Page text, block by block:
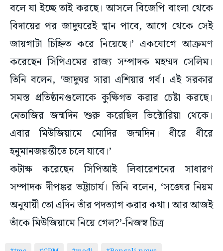
বলে যা ইচ্ছে তাই করছে। আসলে বিজেপি বাংলা থেকে
বিদায়ের পর জাদুঘরেই স্থান পাবে, আগে থেকে সেই
জায়গাটা চিহ্নিত করে নিয়েছে।’ একযোগে আক্রমণ
করেছেন সিপিএমের রাজ্য সম্পাদক মহম্মদ সেলিম।
তিনি বলেন, ‘জাদুঘর সারা এশিয়ার গর্ব। এই সরকার
সমস্ত প্রতিষ্ঠানগুলোকে কুক্ষিগত করার চেষ্টা করছে।
নেতাজির জন্মদিন শুরু করেছিল ভিক্টোরিয়া থেকে।
এবার মিউজিয়ামে মোদির জন্মদিন। ধীরে ধীরে
হনুমানজয়ন্তীতে চলে যাবে।’
কটাক্ষ করেছেন সিপিআই লিবারেশনের সাধারণ
সম্পাদক দীপঙ্কর ভট্টাচার্য। তিনি বলেন, ‘সঙ্ঘের নিয়ম
অনুযায়ী তো এদিন তাঁর পদত্যাগ করার কথা। আর আজই
তাঁকে মিউজিয়ামে নিয়ে গেল?’-নিজস্ব চিত্র